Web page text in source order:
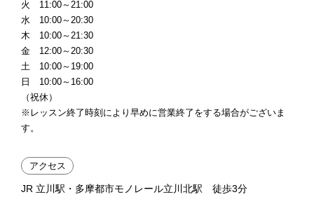
火 11:00～21:00
水 10:00～20:30
木 10:00～21:30
金 12:00～20:30
土 10:00～19:00
日 10:00～16:00
（祝休）
※レッスン終了時刻により早めに営業終了をする場合がございま
す。
アクセス
JR 立川駅・多摩都市モノレール立川北駅 徒歩3分